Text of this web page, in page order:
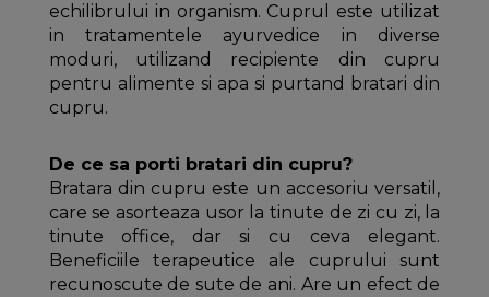
echilibrului in organism. Cuprul este utilizat
in tratamentele ayurvedice in diverse
moduri, utilizand recipiente din cupru
pentru alimente si apa si purtand bratari din
cupru.
De ce sa porti bratari din cupru?
Bratara din cupru este un accesoriu versatil,
care se asorteaza usor la tinute de zi cu zi, la
tinute office, dar si cu ceva elegant.
Beneficiile terapeutice ale cuprului sunt
recunoscute de sute de ani. Are un efect de